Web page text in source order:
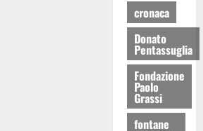
cronaca
Donato
Pentassuglia
Fondazione
Paolo
Grassi
fontane